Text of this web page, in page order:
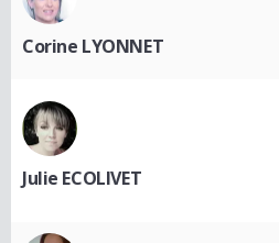
Corine LYONNET
Julie ECOLIVET